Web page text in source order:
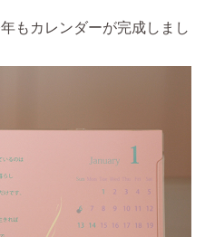
もカレンダーが完成しまし